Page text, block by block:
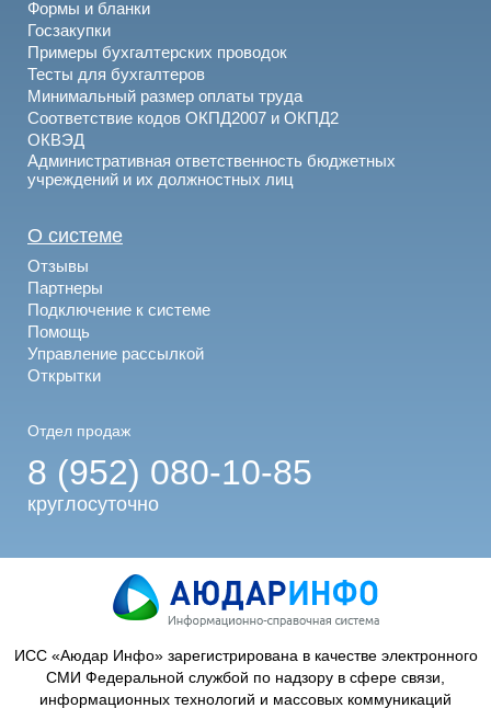
Формы и бланки
Госзакупки
Примеры бухгалтерских проводок
Тесты для бухгалтеров
Минимальный размер оплаты труда
Соответствие кодов ОКПД2007 и ОКПД2
ОКВЭД
Административная ответственность бюджетных
учреждений и их должностных лиц
О системе
Отзывы
Партнеры
Подключение к системе
Помощь
Управление рассылкой
Открытки
Отдел продаж
8 (952) 080-10-85
круглосуточно
ИСС «Аюдар Инфо» зарегистрирована в качестве электронного
СМИ Федеральной службой по надзору в сфере связи,
информационных технологий и массовых коммуникаций